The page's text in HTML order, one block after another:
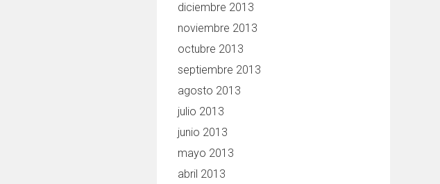
diciembre 2013
noviembre 2013
octubre 2013
septiembre 2013
agosto 2013
julio 2013
junio 2013
mayo 2013
abril 2013